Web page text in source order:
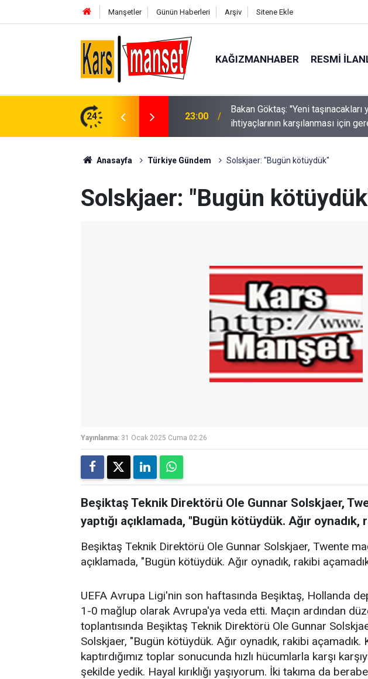
Manşetler Günün Haberleri Arşiv Sitene Ekle
KAĞIZMANHABER RESMI
24
çocuklarımızın tüm temel
planlamaları yaptık"
23:00 Galatasaray, hazırlık maçında
Anasayfa Türkiye Gündem Solskjaer: "Bugün kötüydük"
Solskjaer: "Bugün
Yayınlanma: 31 Ocak 2025 Cuma 02:26
Beşiktaş Teknik Direktörü Ole Gunnar Solskjaer,
yaptığı açıklamada, "Bugün kötüydük. Ağır oynadık,
Beşiktaş Teknik Direktörü Ole Gunnar Solskjaer, Twente
açıklamada, "Bugün kötüydük. Ağır oynadık, rakibi
UEFA Avrupa Ligi'nin son haftasında Beşiktaş, Hollanda
1-0 mağlup olarak Avrupa'ya veda etti. Maçın ardından
toplantısında Beşiktaş Teknik Direktörü Ole Gunnar
Solskjaer, "Bugün kötüydük. Ağır oynadık, rakibi açamadık.
kaptırdığımız toplar sonucunda hızlı hücumlarla karşı
şekilde yedik. Hayal kırıklığı yaşıyorum. İki takıma da